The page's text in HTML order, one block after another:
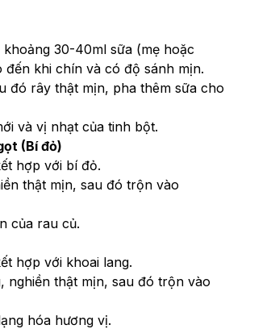
30-40ml sữa (mẹ hoặc
khi chín và có độ sánh mịn.
đó rây thật mịn, pha thêm sữa cho
và vị nhạt của tinh bột.
(Bí đỏ)
hợp với bí đỏ.
thật mịn, sau đó trộn vào
của rau củ.
hợp với khoai lang.
nghiền thật mịn, sau đó trộn vào
hóa hương vị.